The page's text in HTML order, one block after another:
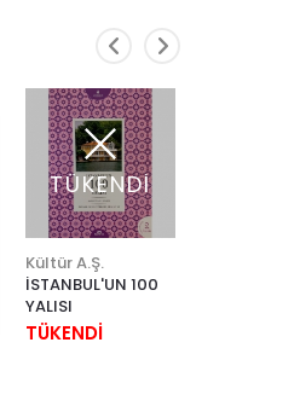
TÜKENDİ
Kültür A.Ş.
İSTANBUL'UN 100
YALISI
TÜKENDİ